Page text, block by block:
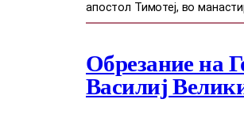
апостол Тимотеј, во
Обрезание на
Василиј